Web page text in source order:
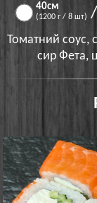
40см
(1200 г / 8 шт)
Томатний соус,
сир Фета,